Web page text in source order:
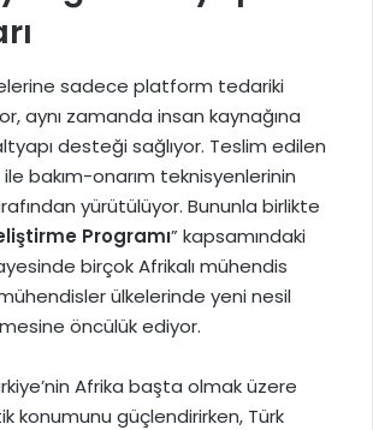
sadece platform tedariki
aynı zamanda insan kaynağına
desteği sağlıyor. Teslim edilen
ile bakım-onarım teknisyenlerinin
yürütülüyor. Bununla birlikte
Programı” kapsamındaki
birçok Afrikalı mühendis
ülkelerinde yeni nesil
öncülük ediyor.
Afrika başta olmak üzere
konumunu güçlendirirken, Türk